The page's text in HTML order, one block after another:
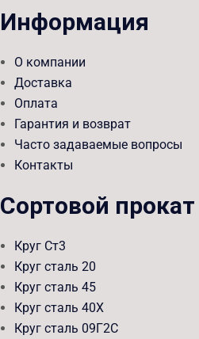
Информация
О компании
Доставка
Оплата
Гарантия и возврат
Часто задаваемые вопросы
Контакты
Сортовой прокат
Круг Ст3
Круг сталь 20
Круг сталь 45
Круг сталь 40Х
Круг сталь 09Г2С